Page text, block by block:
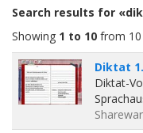
Search results for
Showing 1 to 10 from
Diktat
Diktat-